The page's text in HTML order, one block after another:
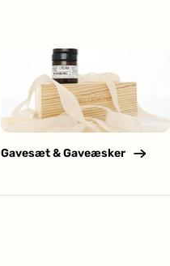
Gavesæt & Gaveæsker